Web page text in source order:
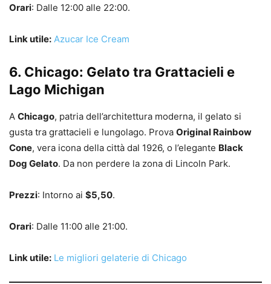
Orari: Dalle 12:00 alle 22:00.
Link utile: Azucar Ice Cream
6. Chicago: Gelato tra Grattacieli e
Lago Michigan
A Chicago, patria dell’architettura moderna, il gelato si
gusta tra grattacieli e lungolago. Prova Original Rainbow
Cone, vera icona della città dal 1926, o l’elegante Black
Dog Gelato. Da non perdere la zona di Lincoln Park.
Prezzi: Intorno ai $5,50.
Orari: Dalle 11:00 alle 21:00.
Link utile: Le migliori gelaterie di Chicago